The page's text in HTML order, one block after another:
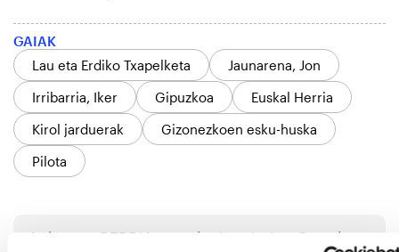
GAIAK
Lau eta Erdiko Txapelketa
Jaunarena, Jon
Irribarria, Iker
Gipuzkoa
Euskal Herria
Kirol jarduerak
Gizonezkoen esku-huska
Pilota
AukeratuBERRIAgogoko iturri gisa Googlen.